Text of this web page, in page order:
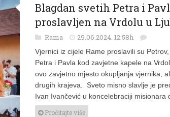
Blagdan svetih Petra i
proslavljen na Vrdolu u
Rama 29.06.2024. 12:58h
Vjernici iz cijele Rame proslavili su
Petra i Pavla kod zavjetne kapele na
ovo zavjetno mjesto okupljanja vjernika,
drugih krajeva. Sveto misno slavlje je
Ivan Ivančević u koncelebraciji misionara
Pročitajte više